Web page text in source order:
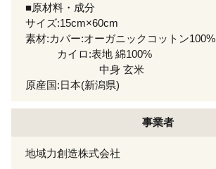
■原材料・成分
サイズ:15cm×60cm
素材:カバー:オーガニックコットン100%
カイロ:表地 綿100%
中身 玄米
原産国:日本(新潟県)
事業者
地域力創造株式会社